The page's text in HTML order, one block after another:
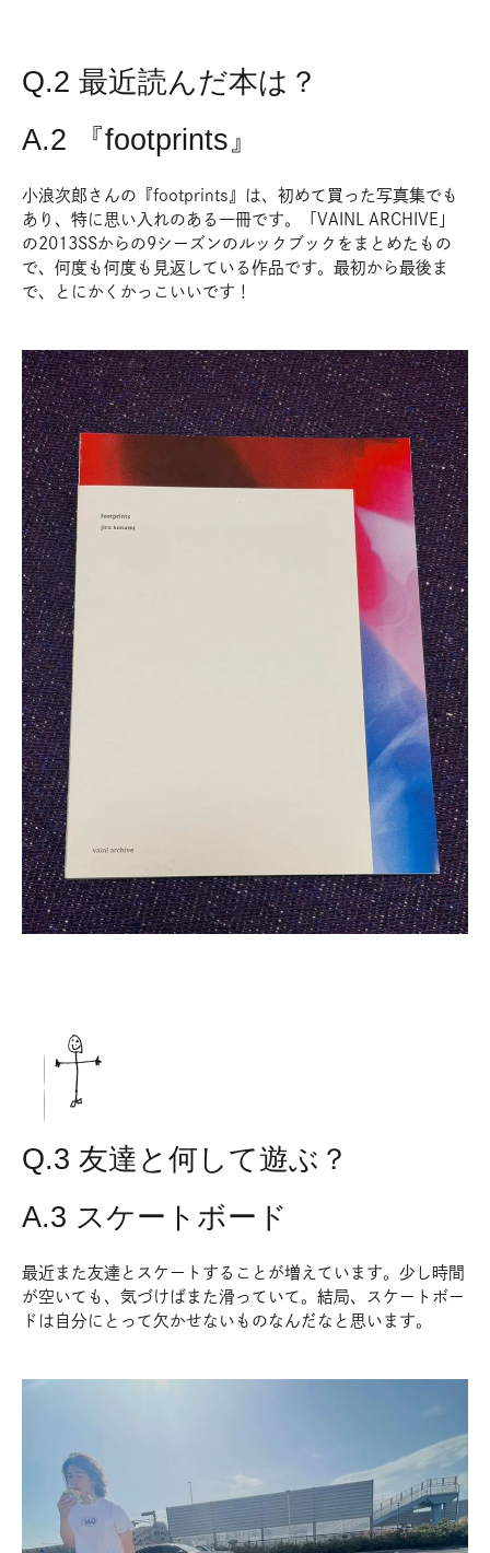
Q.2 最近読んだ本は？
A.2 『footprints』
小浪次郎さんの『footprints』は、初めて買った写真集でも
あり、特に思い入れのある一冊です。「VAINL ARCHIVE」
の2013SSからの9シーズンのルックブックをまとめたもの
で、何度も何度も見返している作品です。最初から最後ま
で、とにかくかっこいいです！
Q.3 友達と何して遊ぶ？
A.3 スケートボード
最近また友達とスケートすることが増えています。少し時間
が空いても、気づけばまた滑っていて。結局、スケートボー
ドは自分にとって欠かせないものなんだなと思います。
t